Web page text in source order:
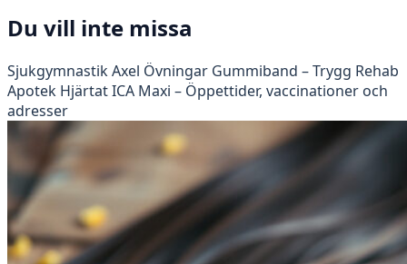
Du vill inte missa
Sjukgymnastik Axel Övningar Gummiband – Trygg Rehab
Apotek Hjärtat ICA Maxi – Öppettider, vaccinationer och
adresser